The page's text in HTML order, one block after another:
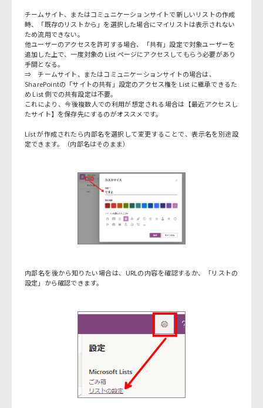
チームサイト、またはコミュニケーションサイトで新しいリストの作成
時、「既存のリストから」を選択した場合にマイリストは表示されない
ため流用できない。
他ユーザーのアクセスを許可する場合、「共有」設定で対象ユーザーを
追加した上で、一度対象の List ページにアクセスしてもらう必要があり
手間となる。
⇒ チームサイト、またはコミュニケーションサイトの場合は、
SharePointの「サイトの共有」設定のアクセス権を List に継承できるた
め List 側での共有設定は不要。
これにより、今後複数人での利用が想定される場合は【最近アクセスし
たサイト】を保存先にするのがオススメです。
List が作成されたら内部名を選択して変更することで、表示名を別途設
定できます。（内部名はそのまま）
内部名を後から知りたい場合は、URLの内容を確認するか、「リストの
設定」から確認できます。